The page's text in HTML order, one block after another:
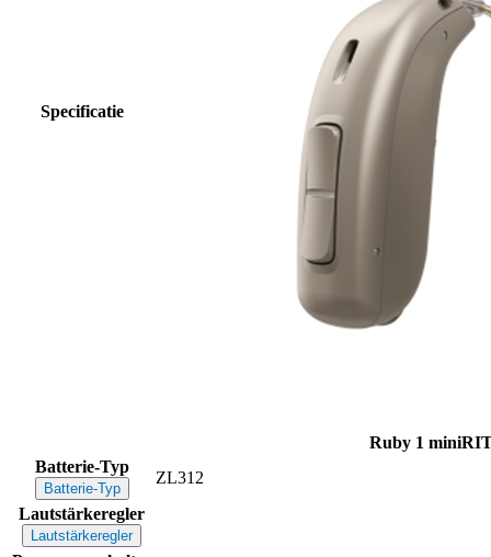
Specificatie
Ruby 1
Batterie-Typ
Batterie-Typ
ZL312
Lautstärkeregler
Lautstärkeregler